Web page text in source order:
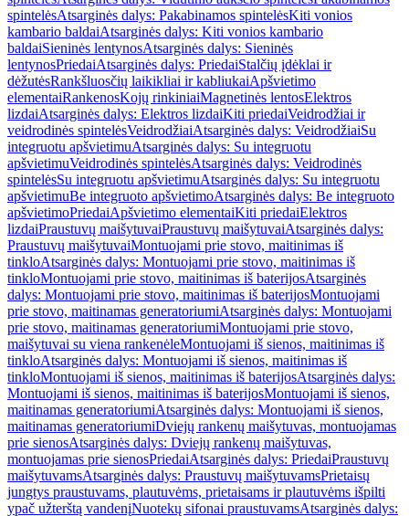
spintelėsAtsarginės dalys: Pakabinamos spintelėsKiti vonios
kambario baldaiAtsarginės dalys: Kiti vonios kambario
baldaiSieninės lentynosAtsarginės dalys: Sieninės
lentynosPriedaiAtsarginės dalys: PriedaiStalčių įdėklai ir
dėžutėsRankšluosčių laikikliai ir kabliukaiApšvietimo
elementaiRankenosKojų rinkiniaiMagnetinės lentosElektros
lizdaiAtsarginės dalys: Elektros lizdaiKiti priedaiVeidrodžiai ir
veidrodinės spintelėsVeidrodžiaiAtsarginės dalys: VeidrodžiaiSu
integruotu apšvietimuAtsarginės dalys: Su integruotu
apšvietimuVeidrodinės spintelėsAtsarginės dalys: Veidrodinės
spintelėsSu integruotu apšvietimuAtsarginės dalys: Su integruotu
apšvietimuBe integruoto apšvietimoAtsarginės dalys: Be integruoto
apšvietimoPriedaiApšvietimo elementaiKiti priedaiElektros
lizdaiPraustuvų maišytuvaiPraustuvų maišytuvaiAtsarginės dalys:
Praustuvų maišytuvaiMontuojami prie stovo, maitinimas iš
tinkloAtsarginės dalys: Montuojami prie stovo, maitinimas iš
tinkloMontuojami prie stovo, maitinimas iš baterijosAtsarginės
dalys: Montuojami prie stovo, maitinimas iš baterijosMontuojami
prie stovo, maitinamas generatoriumiAtsarginės dalys: Montuojami
prie stovo, maitinamas generatoriumiMontuojami prie stovo,
maišytuvai su viena rankenėleMontuojami iš sienos, maitinimas iš
tinkloAtsarginės dalys: Montuojami iš sienos, maitinimas iš
tinkloMontuojami iš sienos, maitinimas iš baterijosAtsarginės dalys:
Montuojami iš sienos, maitinimas iš baterijosMontuojami iš sienos,
maitinamas generatoriumiAtsarginės dalys: Montuojami iš sienos,
maitinamas generatoriumiDviejų rankenų maišytuvas, montuojamas
prie sienosAtsarginės dalys: Dviejų rankenų maišytuvas,
montuojamas prie sienosPriedaiAtsarginės dalys: PriedaiPraustuvų
maišytuvamsAtsarginės dalys: Praustuvų maišytuvamsPrietaisų
jungtys praustuvams, plautuvėms, prietaisams ir plautuvėms išpilti
ypač užterštą vandenįNuotekų sifonai praustuvamsAtsarginės dalys: